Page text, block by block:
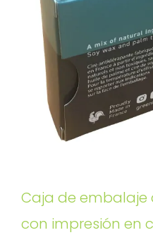
Caja de
con impresión en